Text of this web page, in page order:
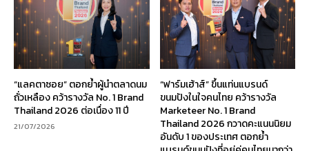
“แลคตาซอย” ตอกย้ำผู้นำตลาดนม
ถั่วเหลือง คว้ารางวัล No. 1 Brand
Thailand 2026 ต่อเนื่อง 11 ปี
21/07/2026
“ฟาร์มเฮ้าส์” ขึ้นแท่นแบรนด์
ขนมปังในใจคนไทย คว้ารางวัล
Marketeer No. 1 Brand
Thailand 2026 กวาดคะแนนนิยม
อันดับ 1 ของประเทศ ตอกย้ำ